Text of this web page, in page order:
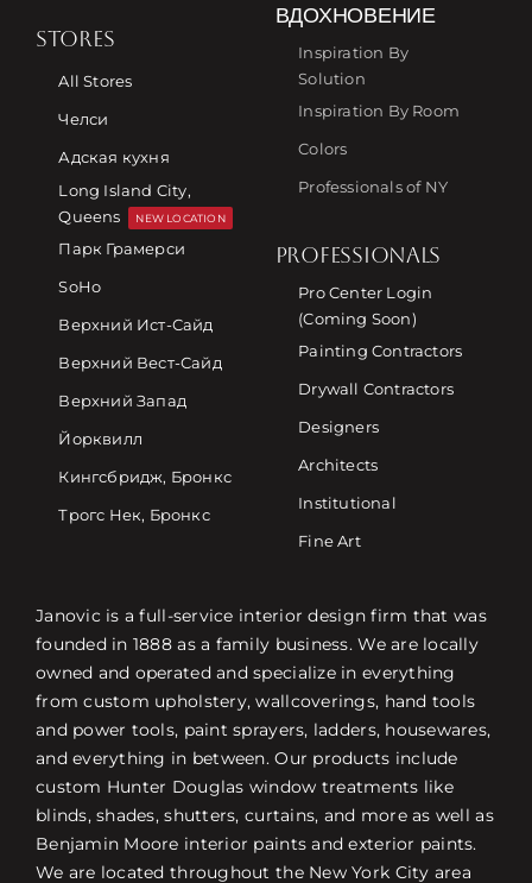
STORES
All Stores
Челси
Адская кухня
Long Island City,
Queens
NEW LOCATION
Парк Грамерси
SoHo
Верхний Ист-Сайд
Верхний Вест-Сайд
Верхний Запад
Йорквилл
Кингсбридж, Бронкс
Трогс Нек, Бронкс
ВДОХНОВЕНИЕ
Inspiration By
Solution
Inspiration By Room
Colors
Professionals of NY
PROFESSIONALS
Pro Center Login
(Coming Soon)
Painting Contractors
Drywall Contractors
Designers
Architects
Institutional
Fine Art
Janovic is a full-service interior design firm that was
founded in 1888 as a family business. We are locally
owned and operated and specialize in everything
from custom upholstery, wallcoverings, hand tools
and power tools, paint sprayers, ladders, housewares,
and everything in between. Our products include
custom Hunter Douglas window treatments like
blinds, shades, shutters, curtains, and more as well as
Benjamin Moore interior paints and exterior paints.
We are located throughout the New York City area